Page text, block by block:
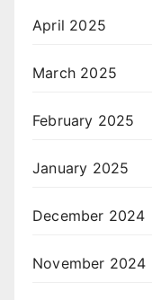
April 2025
March 2025
February 2025
January 2025
December 2024
November 2024